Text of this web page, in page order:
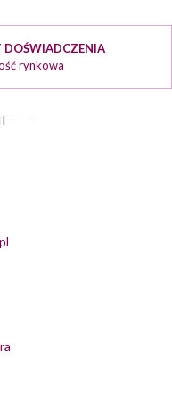
DOŚWIADCZENIA
rynkowa